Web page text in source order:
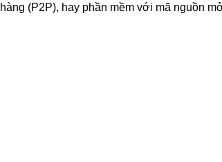
(P2P), hay phần mềm với mã nguồn